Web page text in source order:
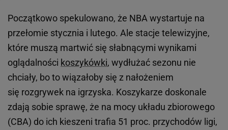
Początkowo spekulowano, że NBA wystartuje na
przełomie stycznia i lutego. Ale stacje telewizyjne,
które muszą martwić się słabnącymi wynikami
oglądalności koszykówki, wydłużać sezonu nie
chciały, bo to wiązałoby się z nałożeniem
się rozgrywek na igrzyska. Koszykarze doskonale
zdają sobie sprawę, że na mocy układu zbiorowego
(CBA) do ich kieszeni trafia 51 proc. przychodów ligi,